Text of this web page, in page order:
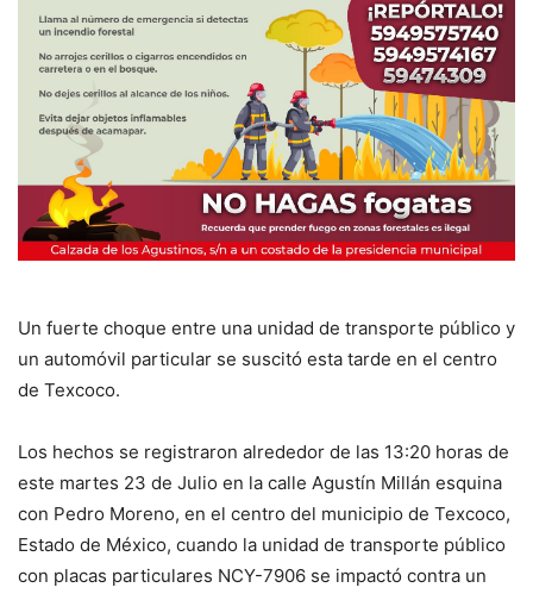
Un fuerte choque entre una unidad de transporte público y
un automóvil particular se suscitó esta tarde en el centro
de Texcoco.
Los hechos se registraron alrededor de las 13:20 horas de
este martes 23 de Julio en la calle Agustín Millán esquina
con Pedro Moreno, en el centro del municipio de Texcoco,
Estado de México, cuando la unidad de transporte público
con placas particulares NCY-7906 se impactó contra un